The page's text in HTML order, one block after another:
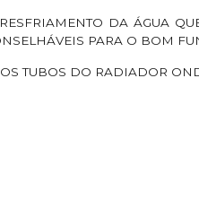
DA ÁGUA
PARA O BOM
TUBOS DO RADIADOR